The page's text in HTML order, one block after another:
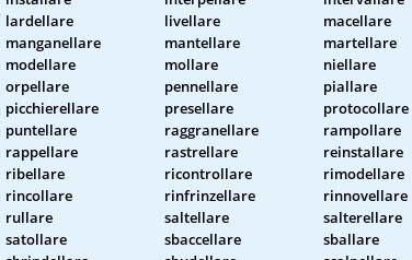
lardellare
livellare macellare
manganellare
mantellare martellare
modellare
mollare niellare
orpellare
pennellare piallare
picchierellare
presellare protocollare
puntellare
raggranellare rampollare
rappellare
rastrellare reinstallare
ribellare
ricontrollare rimodellare
rincollare
rinfrinzellare rinnovellare
rullare
saltellare salterellare
satollare
sbaccellare sballare